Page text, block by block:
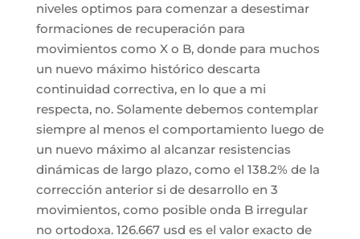
niveles optimos para comenzar a desestimar
formaciones de recuperación para
movimientos como X o B, donde para muchos
un nuevo máximo histórico descarta
continuidad correctiva, en lo que a mi
respecta, no. Solamente debemos contemplar
siempre al menos el comportamiento luego de
un nuevo máximo al alcanzar resistencias
dinámicas de largo plazo, como el 138.2% de la
corrección anterior si de desarrollo en 3
movimientos, como posible onda B irregular
no ortodoxa. 126.667 usd es el valor exacto de